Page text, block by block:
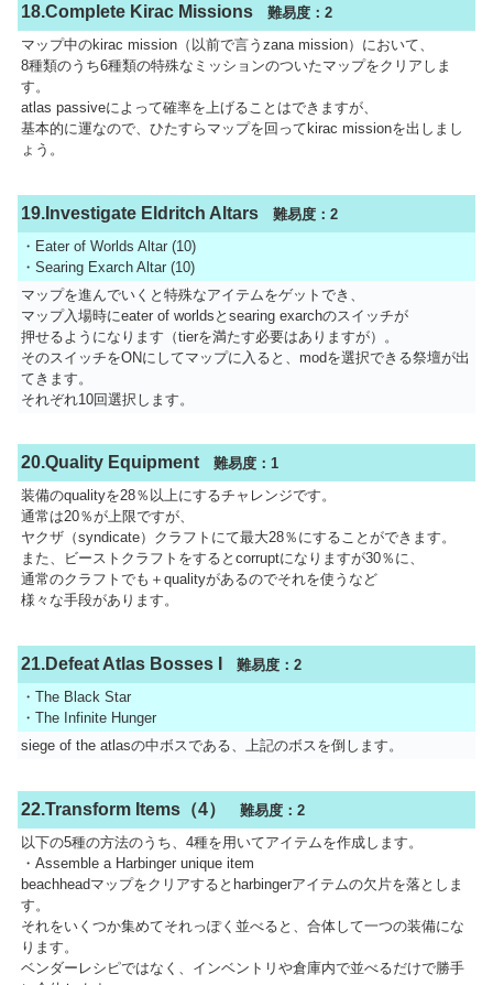
18.Complete Kirac Missions 難易度：2
マップ中のkirac mission（以前で言うzana mission）において、
8種類のうち6種類の特殊なミッションのついたマップをクリアしま
す。
atlas passiveによって確率を上げることはできますが、
基本的に運なので、ひたすらマップを回ってkirac missionを出しまし
ょう。
19.Investigate Eldritch Altars 難易度：2
・Eater of Worlds Altar (10)
・Searing Exarch Altar (10)
マップを進んでいくと特殊なアイテムをゲットでき、
マップ入場時にeater of worldsとsearing exarchのスイッチが
押せるようになります（tierを満たす必要はありますが）。
そのスイッチをONにしてマップに入ると、modを選択できる祭壇が出
てきます。
それぞれ10回選択します。
20.Quality Equipment 難易度：1
装備のqualityを28％以上にするチャレンジです。
通常は20％が上限ですが、
ヤクザ（syndicate）クラフトにて最大28％にすることができます。
また、ビーストクラフトをするとcorruptになりますが30％に、
通常のクラフトでも＋qualityがあるのでそれを使うなど
様々な手段があります。
21.Defeat Atlas Bosses I
難易度：2
・The Black Star
・The Infinite Hunger
siege of the atlasの中ボスである、上記のボスを倒します。
22.Transform Items（4）
難易度：2
以下の5種の方法のうち、4種を用いてアイテムを作成します。
・Assemble a Harbinger unique item
beachheadマップをクリアするとharbingerアイテムの欠片を落としま
す。
それをいくつか集めてそれっぽく並べると、合体して一つの装備にな
ります。
ベンダーレシピではなく、インベントリや倉庫内で並べるだけで勝手